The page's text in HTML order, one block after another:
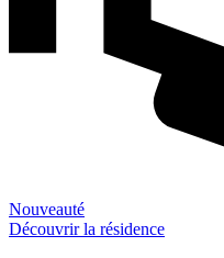
Nouveauté
Découvrir la résidence